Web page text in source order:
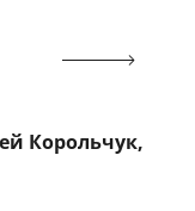
Корольчук,